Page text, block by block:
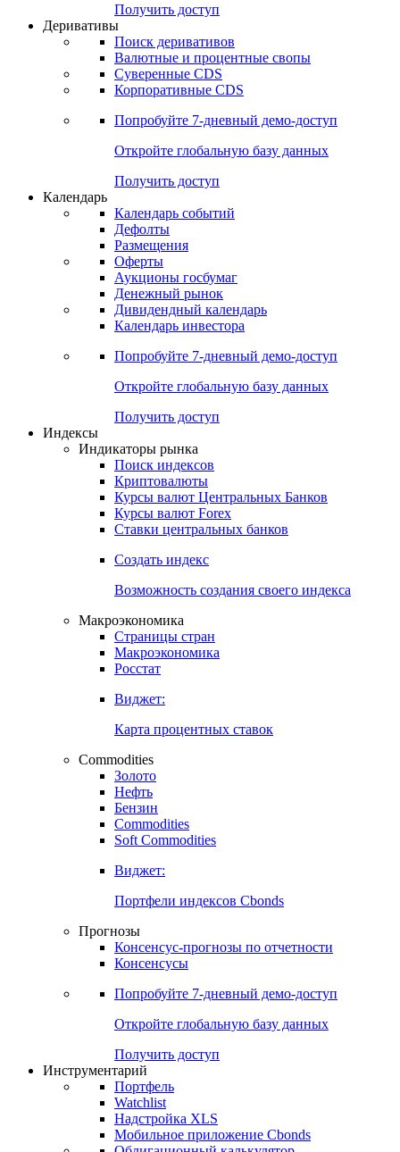
Получить доступ
Деривативы
Поиск деривативов
Валютные и процентные свопы
Суверенные CDS
Корпоративные CDS
Попробуйте 7-дневный демо-доступ
Откройте глобальную базу данных
Получить доступ
Календарь
Календарь событий
Дефолты
Размещения
Оферты
Аукционы госбумаг
Денежный рынок
Дивидендный календарь
Календарь инвестора
Попробуйте 7-дневный демо-доступ
Откройте глобальную базу данных
Получить доступ
Индексы
Индикаторы рынка
Поиск индексов
Криптовалюты
Курсы валют Центральных Банков
Курсы валют Forex
Ставки центральных банков
Создать индекс
Возможность создания своего индекса
Макроэкономика
Страницы стран
Макроэкономика
Росстат
Виджет:
Карта процентных ставок
Commodities
Золото
Нефть
Бензин
Commodities
Soft Commodities
Виджет:
Портфели индексов Cbonds
Прогнозы
Консенсус-прогнозы по отчетности
Консенсусы
Попробуйте 7-дневный демо-доступ
Откройте глобальную базу данных
Получить доступ
Инструментарий
Портфель
Watchlist
Надстройка XLS
Мобильное приложение Cbonds